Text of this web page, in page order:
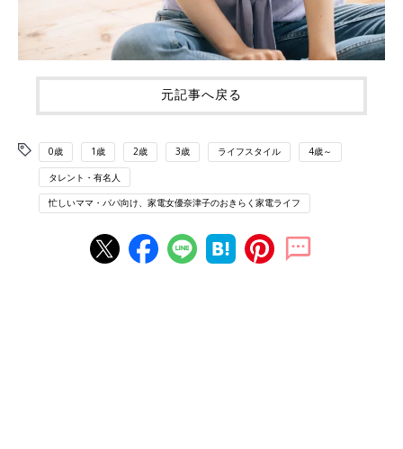
元記事へ戻る
0歳 1歳 2歳 3歳 ライフスタイル 4歳～
タレント・有名人
忙しいママ・パパ向け、家電女優奈津子のおきらく家電ライフ